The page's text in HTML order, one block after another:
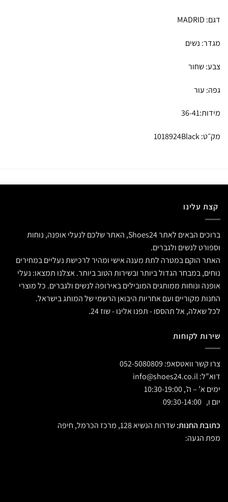
דגם: MADRID
מגדר: נשים
צבע: שחור
גפה: עור
מידות:36-41
מק״ט: 1018924Black
קצת עלינו
ברוכים הבאים לאתר Shoes24, האתר שלכם לנעלי אופנה, נוחות
וספורט לנשים ולגברים.
האתר הוקם במטרה לתת מענה אישי ומהיר לרכישת נעליים במחירים
נוחים, במבחר הגדול ביותר ובשירות הטוב ביותר. אצלנו תמצאו: נעלי
אופנה ונוחות ממותגים המובילים באירופה לנשים ולגברים. כל מוצרי
החנות מקוריים ועם אחריות היבואן הרשמי של המותג בישראל.
לכל שאלה, אל תהססו - תפנו אלינו - שוז 24.
שירות לקוחות
צרו קשר וואטסאפ: 052-5080809
דוא”ל:
ימים א’ – ה’, 10:30-19:00
יום ו, 09:30-14:00
כתובת החנות:שדרות הנשיא 128, מרכז הכרמל, חיפה
מפת הגעה: